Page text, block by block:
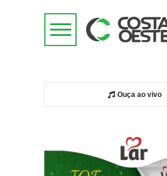
Ouça ao vivo